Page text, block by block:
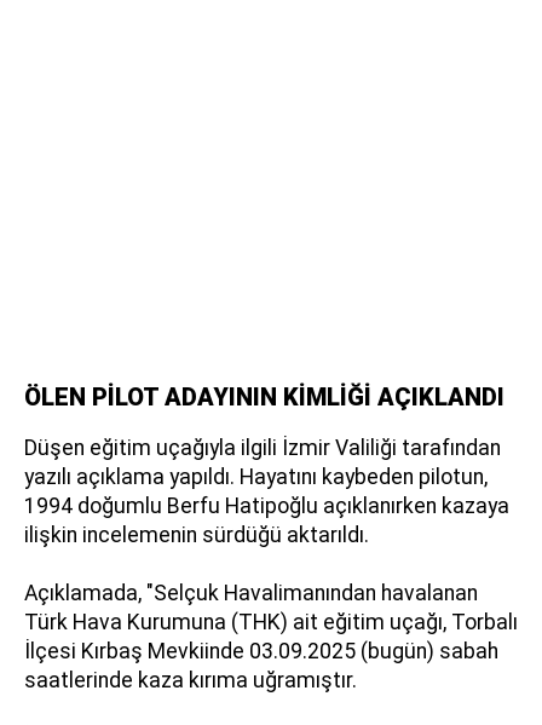
ÖLEN PİLOT ADAYININ KİMLİĞİ AÇIKLANDI
Düşen eğitim uçağıyla ilgili İzmir Valiliği tarafından
yazılı açıklama yapıldı. Hayatını kaybeden pilotun,
1994 doğumlu Berfu Hatipoğlu açıklanırken kazaya
ilişkin incelemenin sürdüğü aktarıldı.
Açıklamada, "Selçuk Havalimanından havalanan
Türk Hava Kurumuna (THK) ait eğitim uçağı, Torbalı
İlçesi Kırbaş Mevkiinde 03.09.2025 (bugün) sabah
saatlerinde kaza kırıma uğramıştır.